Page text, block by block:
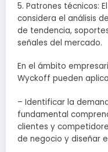
5. Patrones técnicos:
considera el análisis
de tendencia,
señales del mercado.
En el ámbito
Wyckoff pueden
– Identificar la
fundamental
clientes y
de negocio y diseñar